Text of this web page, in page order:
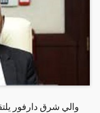
والي شرق دارفور